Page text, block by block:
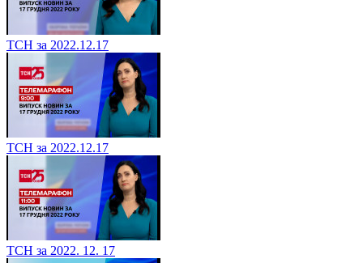
ТСН за 2022.12.17
ТСН за 2022.12.17
ТСН за 2022. 12. 17